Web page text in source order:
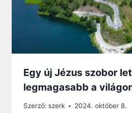
Egy új Jézus szobor
legmagasabb a
Szerző: szerk 2024. október 8.